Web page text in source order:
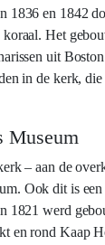
1836 en 1842
Het
uit
in de kerk,
Museum
– aan de
Ook dit is
1821 werd
en rond Kaap